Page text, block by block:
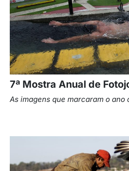
7ª Mostra Anual de
As imagens que marcaram o ano